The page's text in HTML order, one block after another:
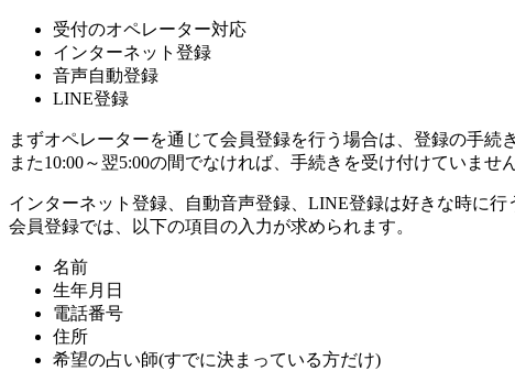
受付のオペレーター対応
インターネット登録
音声自動登録
LINE登録
まずオペレーターを通じて会員登録を行う場合は、登録の手続
また10:00～翌5:00の間でなければ、手続きを受け付けていません
インターネット登録、自動音声登録、LINE登録は好きな時に行
会員登録では、以下の項目の入力が求められます。
名前
生年月日
電話番号
住所
希望の占い師(すでに決まっている方だけ)